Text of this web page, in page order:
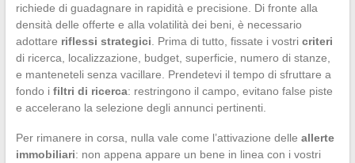
richiede di guadagnare in rapidità e precisione. Di fronte alla
densità delle offerte e alla volatilità dei beni, è necessario
adottare riflessi strategici . Prima di tutto, fissate i vostri criteri
di ricerca, localizzazione, budget, superficie, numero di stanze,
e manteneteli senza vacillare. Prendetevi il tempo di sfruttare a
fondo i filtri di ricerca: restringono il campo, evitano false piste
e accelerano la selezione degli annunci pertinenti.
Per rimanere in corsa, nulla vale come l’attivazione delle allerte
immobiliari: non appena appare un bene in linea con i vostri